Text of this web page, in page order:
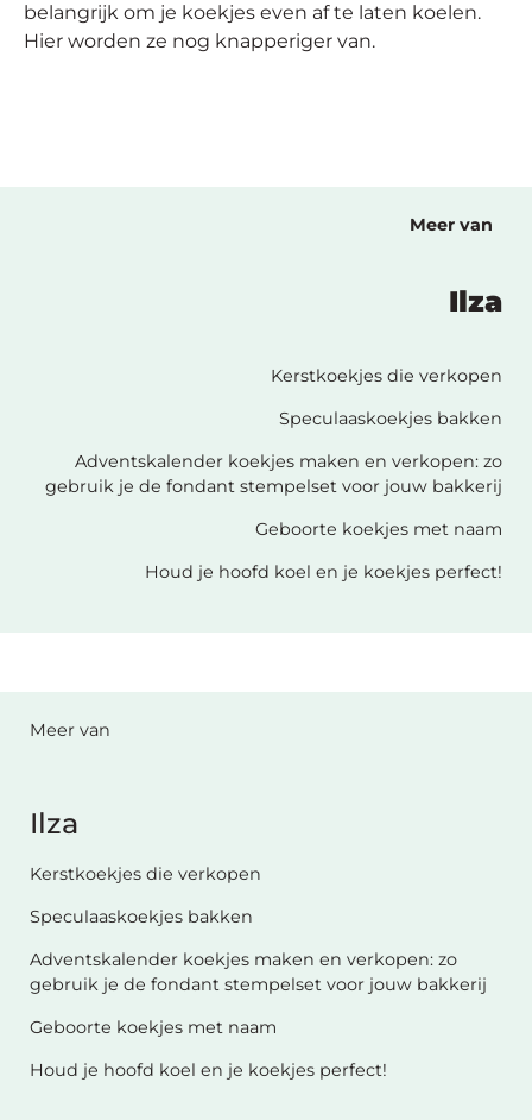
belangrijk om je koekjes even af te laten koelen.
Hier worden ze nog knapperiger van.
Meer van
Ilza
Kerstkoekjes die verkopen
Speculaaskoekjes bakken
Adventskalender koekjes maken en verkopen: zo
gebruik je de fondant stempelset voor jouw bakkerij
Geboorte koekjes met naam
Houd je hoofd koel en je koekjes perfect!
Meer van
Ilza
Kerstkoekjes die verkopen
Speculaaskoekjes bakken
Adventskalender koekjes maken en verkopen: zo
gebruik je de fondant stempelset voor jouw bakkerij
Geboorte koekjes met naam
Houd je hoofd koel en je koekjes perfect!